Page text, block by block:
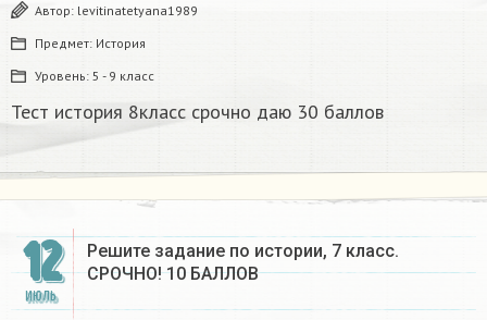
Автор: levitinatetyana1989
Предмет: История
Уровень: 5 - 9 класс
Тест история 8класс срочно даю 30 баллов
12
ИЮЛЬ
Решите задание по истории, 7 класс.
СРОЧНО! 10 БАЛЛОВ​